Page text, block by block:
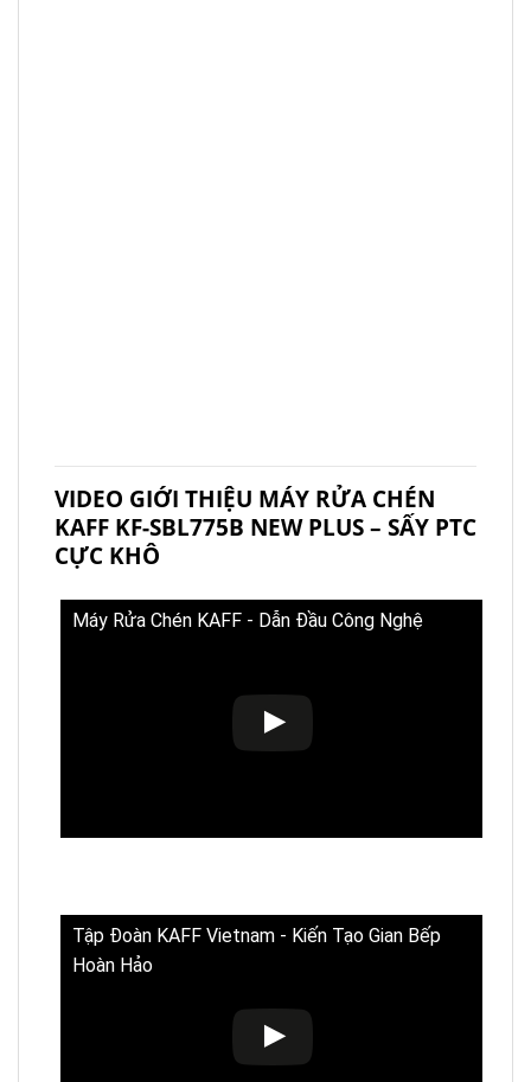
VIDEO GIỚI THIỆU MÁY RỬA CHÉN
KAFF KF-SBL775B NEW PLUS – SẤY PTC
CỰC KHÔ
Máy Rửa Chén KAFF - Dẫn Đầu Công Nghệ
Tập Đoàn KAFF Vietnam - Kiến Tạo Gian Bếp
Hoàn Hảo